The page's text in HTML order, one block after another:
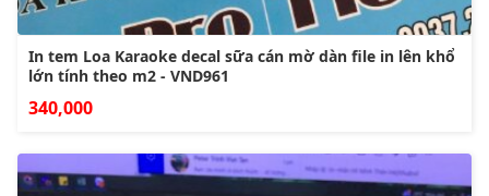
In tem Loa Karaoke decal sữa cán mờ dàn file in lên khổ
lớn tính theo m2 - VND961
340,000